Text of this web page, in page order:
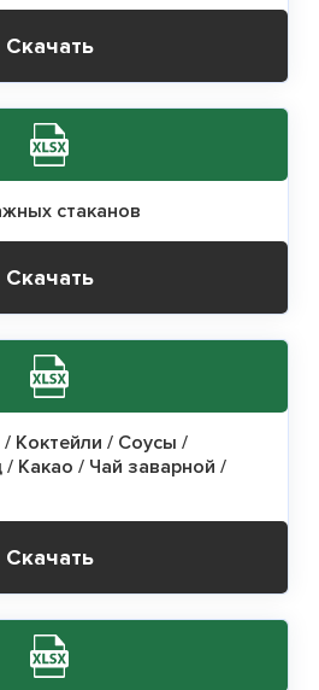
Скачать
стаканов
Скачать
Коктейли / Соусы /
Какао / Чай заварной /
Скачать